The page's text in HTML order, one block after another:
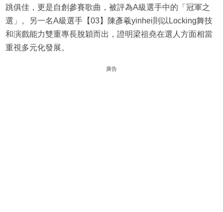
跳俱佳，更是自創參賽歌曲，被評為A級選手中的「冠軍之
選」。另一名A級選手【03】陳彥羲yinhei則以Locking舞技
和演戲能力雙重專長脫穎而出，證明梁祖堯在選人方面相當
重視多元化發展。
廣告